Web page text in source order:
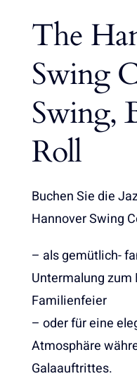
The
Swing
Swing,
Roll
Buchen Sie die
Hannover Swing
– als gemütlich-
Untermalung zum
Familienfeier
– oder für eine
Atmosphäre
Galaauftrittes.